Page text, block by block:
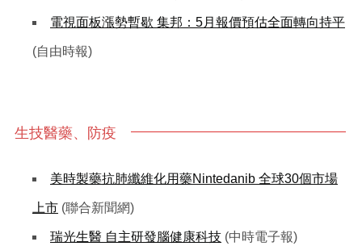
電視面板漲勢暫歇 集邦：5月報價預估全面轉向持平
(自由時報)
生技醫藥、防疫
美時製藥抗肺纖維化用藥Nintedanib 全球30個市場
上市 (聯合新聞網)
瑞光生醫 自主研發腦健康科技 (中時電子報)